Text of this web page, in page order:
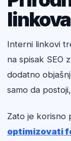
Interni linkovi
na spisak SEO
dodatno
samo da
Zato je korisno
optimizovati